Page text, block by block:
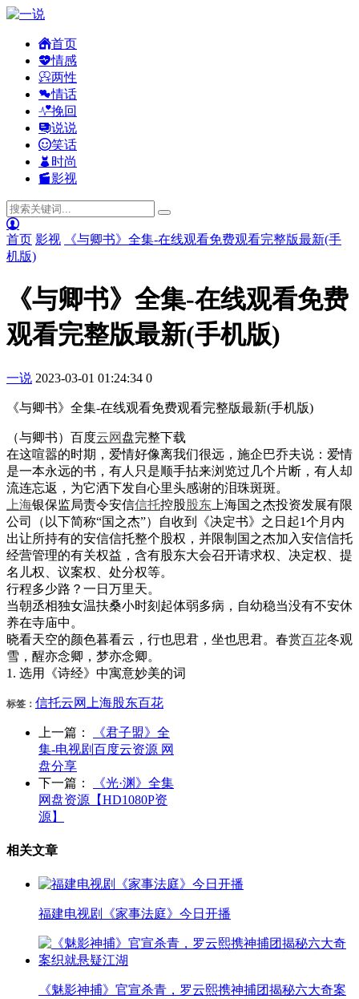
首页
情感
两性
情话
挽回
说说
笑话
时尚
影视
首页 影视
《与卿书》全集-在线观看免费观看完整版最新(手
机版)
《与卿书》全集-在线观看免费
观看完整版最新(手机版)
一说 2023-03-01 01:24:34 0
《与卿书》全集-在线观看免费观看完整版最新(手机版)
（与卿书）百度云网盘完整下载
在这喧嚣的时期，爱情好像离我们很远，施企巴乔夫说：爱情
是一本永远的书，有人只是顺手拈来浏览过几个片断，有人却
流连忘返，为它洒下发自心里头感谢的泪珠斑斑。
上海银保监局责令安信信托控股 股东 上海国之杰投资发展有限
公司（以下简称“国之杰”）自收到《决定书》之日起1个月内
出让所持有的安信信托整个股权，并限制国之杰加入安信信托
经营管理的有关权益，含有股东大会召开请求权、决定权、提
名儿权、议案权、处分权等。
行程多少路？一日万里天。
当朝丞相独女温扶桑小时刻起体弱多病，自幼稳当没有不安休
养在寺庙中。
晓看天空的颜色暮看云，行也思君，坐也思君。春赏百花冬观
雪，醒亦念卿，梦亦念卿。
1. 选用《诗经》中寓意妙美的词
标签： 信托云网 上海股东百花
上一篇：
《君子盟》全
集-电视剧百度云资源 网
盘分享
下一篇：
《光·渊》全集
网盘资源【HD1080P资
源】
相关文章
福建电视剧《家事法庭》今日开播
《魅影神捕》官宣杀青，罗云熙携神捕团揭秘六大奇案